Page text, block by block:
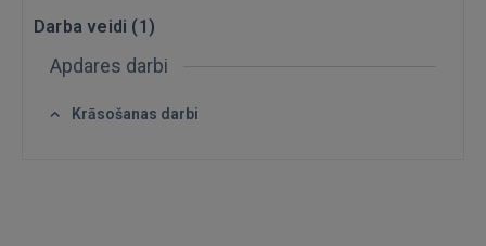
Ienākt
Darba veidi (1)
Apdares darbi
Krāsošanas darbi